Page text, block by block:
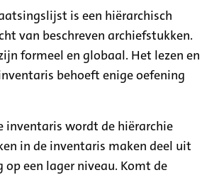
is een hiërarchisch
van beschreven archiefstukken.
formeel en globaal. Het lezen en
behoeft enige oefening
inventaris wordt de hiërarchie
in de inventaris maken deel uit
op een lager niveau. Komt de